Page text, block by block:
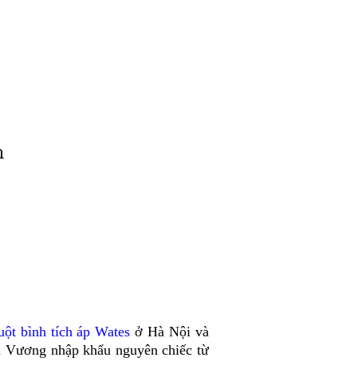
bình tích áp Watesở Hà Nội và
nhập khẩu nguyên chiếc từ